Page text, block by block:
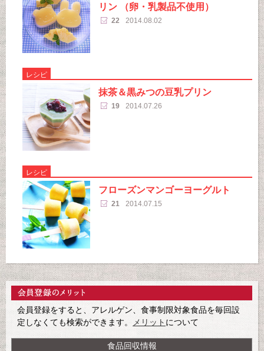
リン （卵・乳製品不使用）
22 2014.08.02
レシピ
抹茶＆黒みつの豆乳プリン
19 2014.07.26
レシピ
フローズンマンゴーヨーグルト
21 2014.07.15
会員登録をすると、アレルゲン、食事制限対象食品を毎回設
定しなくても検索ができます。
メリット について
食品回収情報